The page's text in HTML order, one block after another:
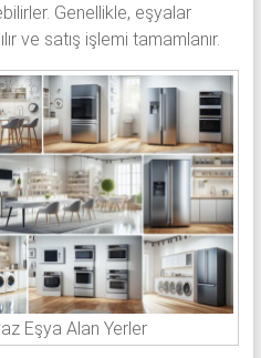
Genellikle, eşyalar
ve satış işlemi tamamlanır.
Eşya Alan Yerler